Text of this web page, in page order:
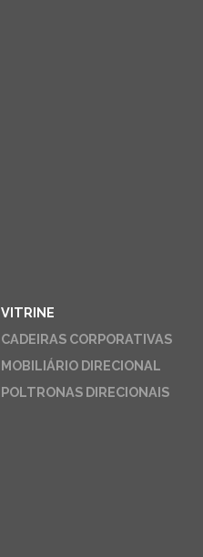
VITRINE
CADEIRAS CORPORATIVAS
MOBILIÁRIO DIRECIONAL
POLTRONAS DIRECIONAIS